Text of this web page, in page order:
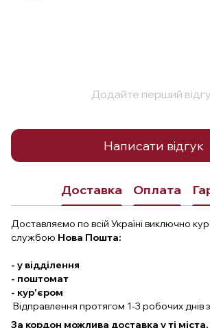
Додайте перший
Написати відгук
Доставка Оплата
Доставляємо по всій Україні виключно
службою Нова Пошта:
- у відділення
- поштомат
- кур'єром
Відправлення протягом 1-3 робочих днів
За кордон можлива доставка у ті